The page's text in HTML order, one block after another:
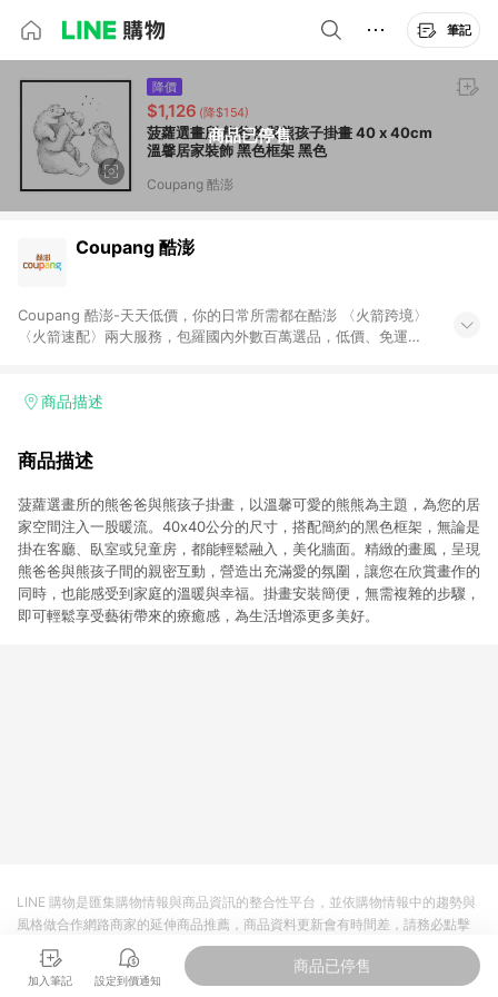
筆記
商品已停售
降價
$1,126 (降$154)
菠蘿選畫所 熊爸爸與熊孩子掛畫 40 x 40cm
溫馨居家裝飾 黑色框架 黑色
Coupang 酷澎
Coupang 酷澎
Coupang 酷澎-天天低價，你的日常所需都在酷澎 〈火箭跨境〉
〈火箭速配〉兩大服務，包羅國內外數百萬選品，低價、免運，
加入WOW會員告別湊免運，火箭速配、火箭跨境優質選品不限金
商品描述
商品描述
菠蘿選畫所的熊爸爸與熊孩子掛畫，以溫馨可愛的熊熊為主題，為您的居
家空間注入一股暖流。40x40公分的尺寸，搭配簡約的黑色框架，無論是
掛在客廳、臥室或兒童房，都能輕鬆融入，美化牆面。精緻的畫風，呈現
熊爸爸與熊孩子間的親密互動，營造出充滿愛的氛圍，讓您在欣賞畫作的
同時，也能感受到家庭的溫暖與幸福。掛畫安裝簡便，無需複雜的步驟，
即可輕鬆享受藝術帶來的療癒感，為生活增添更多美好。
加入筆記 設定到價通知
商品已停售
LINE 購物是匯集購物情報與商品資訊的整合性平台，並依購物情報中的趨勢與
風格做合作網路商家的延伸商品推薦，商品資料更新會有時間差，請務必點擊
商品至各合作網路商家，確認現售價與購物條件，一切資訊以合作廠商網頁為
準。